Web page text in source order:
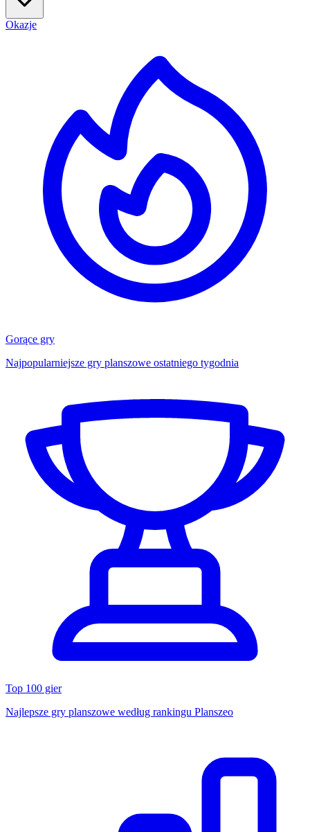
Okazje
Gorące gry
Najpopularniejsze gry planszowe ostatniego tygodnia
Top 100 gier
Najlepsze gry planszowe według rankingu Planszeo